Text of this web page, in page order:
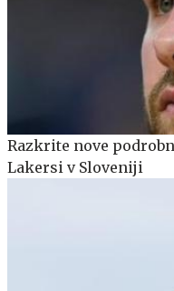
Razkrite nove
Lakersi v Sloveniji